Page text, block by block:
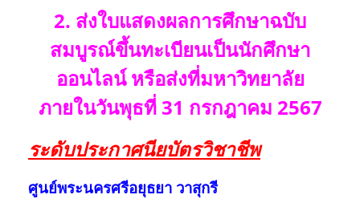
2. ส่งใบแสดงผลการศึกษาฉบับ
สมบูรณ์ขึ้นทะเบียนเป็นนักศึกษา
ออนไลน์ หรือส่งที่มหาวิทยาลัย
ภายในวันพุธที่ 31 กรกฎาคม 2567
ระดับประกาศนียบัตรวิชาชีพ
ศูนย์พระนครศรีอยุธยา วาสุกรี